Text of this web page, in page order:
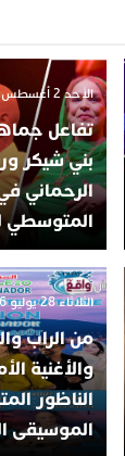
الأحد 2 أغسطس 2026 - 20:48
تفاعل
بني شيكر
الرحماني
المتوسطي
الثلاثاء 28 يوليو 2026 - 17:36
من الراب
والأغنية
الناظور
الموسيقى